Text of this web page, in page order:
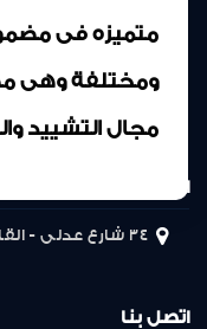
متميزه فى
ومختلفة وهى
مجال التشييد
34 شارع عدلى - القاهرة
اتصل بنا